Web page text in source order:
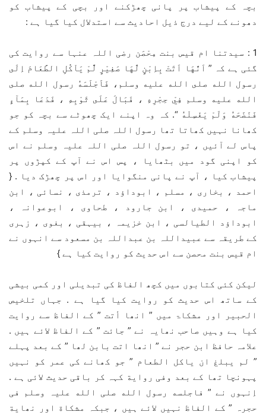
بچہ کے پیشاب پر پانی چھڑکنے اور بچی کے پیشاب کو
دھونے کے لیے درج ذیل احادیث سے استدلال کیا گیا ہے :
1 : سیدتنا ام قیس بنت مِحْصَن رضی اللہ عنہا سے روایت کی
گئی ہے کہ ” اَنَّهَا اَتَتْ بِاِبْنٍ لَّهَا صَغِيْرٍ لََّمْ يَاْكُلِ الطَّعَامَ اِلَى
رسول الله صلى الله عليه وسلم، فَاَجْلَسَهُ رسول الله صلى
الله عليه وسلم فِيْ حِجْرِهِ ، فَبَالَ عَلَى ثَوْبِهِ ، فَدَعَا بِمَآءٍ
فَنَضَحَهُ وَلَمْ يَغْسِلْهُ “. کہ وہ اپنے ایک چھوٹے سے بچہ کو جو
کھانا نہیں کھاتا تھا رسول اللہ صلی اللہ علیہ وسلم کے
پاس لے آئیں ، تو رسول اللہ صلی اللہ علیہ وسلم نے اس
کو اپنی گود میں بٹھایا ، پس اس نے آپ کے کپڑوں پر
پیشاب کیا ، آپ نے پانی منگوایا اور اس پر چھڑک دیا . {
احمد ، بخاری ، مسلم ، ابوداؤد ، ترمذی ، نسائی ، ابن
ماجہ ، حمیدی ، ابن جارود ، طحاوی ، ابوعوانہ ،
ابوداؤد الطیالسی ، ابن خزیمہ ، بیہقی ، بغوی ، زہری
کے طریقہ سے عبیداللہ بن عبداللہ بن مسعود سے انہوں نے
ام قیس بنت محصن سے اس حدیث کو روایت کیا ہے }
لیکن کئی کتابوں میں کچھ الفاظ کی تبدیلی اور کمی بیشی
کے ساتھ اس حدیث کو روایت کیا گیا ہے . جہاں تلخیص
الحبیر اور مشکاۃ میں ” انھا أتت ” کے الفاظ سے روایت
کیا ہے وہیں صاحب نھایہ نے ” جائت ” کے الفاظ لائے ہیں .
علامہ حافظ ابن حجر نے ” انھا اتت بابن لھا ” کے بعد پہلے
” لم یبلغ ان یاکل الطعام ” جو کھانے کی عمر کو نہیں
پہونچا تھا کے بعد وفی روایة کہہ کر باقی حدیث لائی ہے .
اِنہوں نے ” فاجلسه رسول الله صلی الله علیہ وسلم فی
حجرہ ” کے الفاظ نہیں لائے ہیں ، جبکہ مشکاة اور نھایة